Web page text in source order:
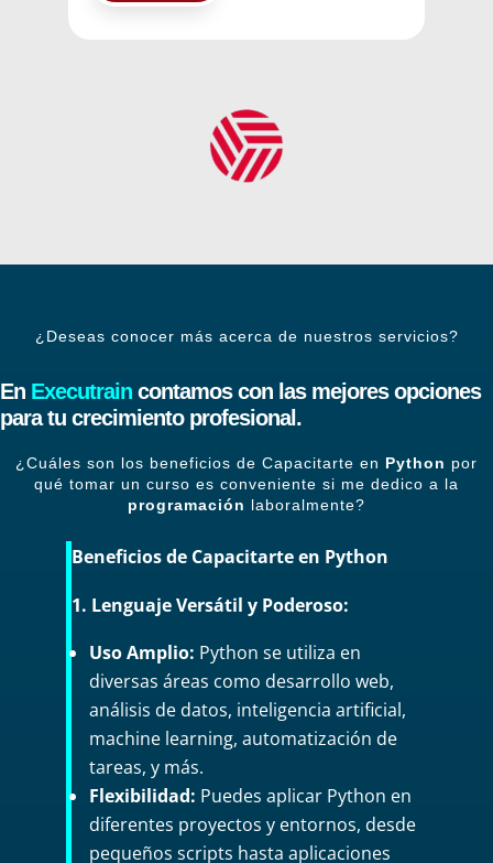
¿Deseas conocer más acerca de nuestros servicios?
En Executrain contamos con las mejores opciones
para tu crecimiento profesional.
¿Cuáles son los beneficios de Capacitarte en Python por
qué tomar un curso es conveniente si me dedico a la
programación laboralmente?
Beneficios de Capacitarte en Python
1. Lenguaje Versátil y Poderoso:
Uso Amplio: Python se utiliza en
diversas áreas como desarrollo web,
análisis de datos, inteligencia artificial,
machine learning, automatización de
tareas, y más.
Flexibilidad: Puedes aplicar Python en
diferentes proyectos y entornos, desde
pequeños scripts hasta aplicaciones